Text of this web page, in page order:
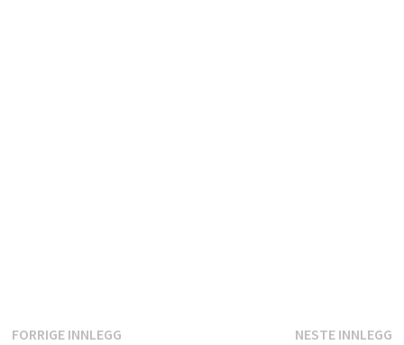
Innleggsnavigasjon
FORRIGE INNLEGGForrige
NESTE INNLEGG